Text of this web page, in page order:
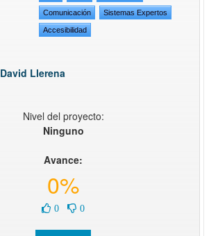
Comunicación Sistemas Expertos
Accesibilidad
David Llerena
Nivel del proyecto:
Ninguno
Avance:
0%
0 0